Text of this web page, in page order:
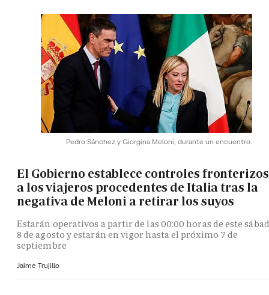
Pedro Sánchez y Giorgina Meloni, durante un encuentro.
El Gobierno establece controles fronterizos
a los viajeros procedentes de Italia tras la
negativa de Meloni a retirar los suyos
Estarán operativos a partir de las 00:00 horas de este
8 de agosto y estarán en vigor hasta el próximo 7 de
septiembre
Jaime Trujillo